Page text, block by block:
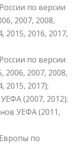
по версии
2007, 2008,
2015, 2016, 2017,
по версии
2006, 2007, 2008,
2015, 2017);
(2007, 2012);
УЕФА (2011,
по